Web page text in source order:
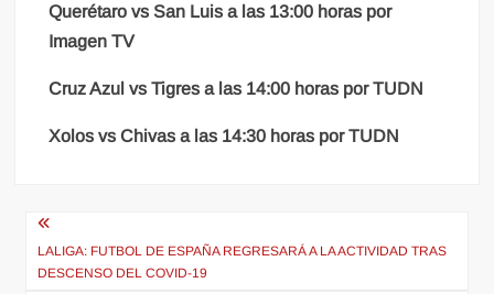
Querétaro vs San Luis a las 13:00 horas por
Imagen TV
Cruz Azul vs Tigres a las 14:00 horas por TUDN
Xolos vs Chivas a las 14:30 horas por TUDN
Navegación
de
LALIGA: FUTBOL DE ESPAÑA REGRESARÁ A LA ACTIVIDAD TRAS
DESCENSO DEL COVID-19